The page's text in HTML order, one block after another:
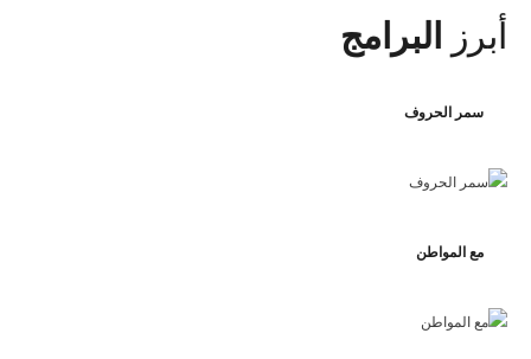
أبرز البرامج
سمر الحروف
مع المواطن